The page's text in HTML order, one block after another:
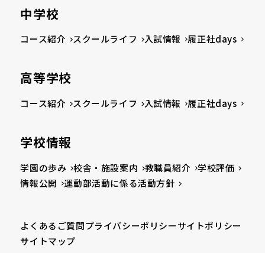
中学校
コース紹介 スクールライフ 入試情報 履正社days
高等学校
コース紹介 スクールライフ 入試情報 履正社days
学校情報
学園の歩み 校舎・施設案内 教職員紹介
学校評価
情報公開
運動部活動に係る活動方針
よくあるご質問プライバシーポリシーサイトポリシー
サイトマップ